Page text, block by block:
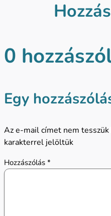
0
Egy
Az e-mail címet nem tesszük
karakterrel jelöltük
Hozzászólás *